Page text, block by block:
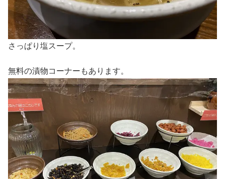
さっぱり塩スープ。
無料の漬物コーナーもあります。